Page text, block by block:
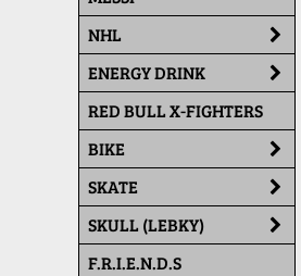
NHL
ENERGY DRINK
RED BULL X-FIGHTERS
BIKE
SKATE
SKULL (LEBKY)
F.R.I.E.N.D.S